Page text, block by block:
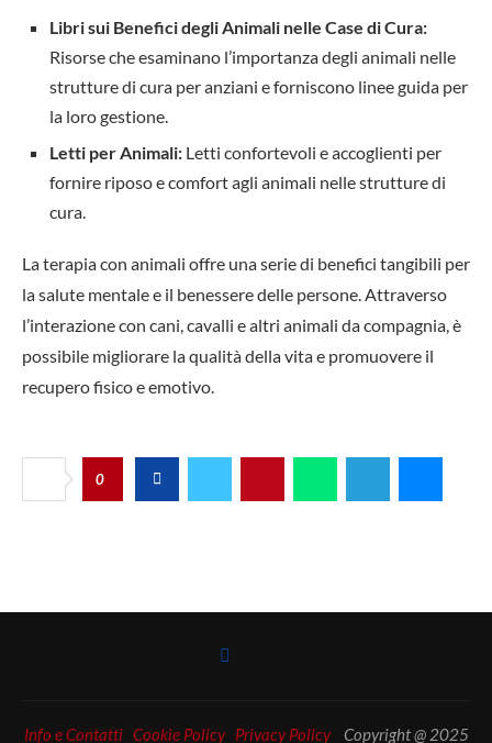
Libri sui Benefici degli Animali nelle Case di Cura:
Risorse che esaminano l’importanza degli animali nelle
strutture di cura per anziani e forniscono linee guida per
la loro gestione.
Letti per Animali: Letti confortevoli e accoglienti per
fornire riposo e comfort agli animali nelle strutture di
cura.
La terapia con animali offre una serie di benefici tangibili per
la salute mentale e il benessere delle persone. Attraverso
l’interazione con cani, cavalli e altri animali da compagnia, è
possibile migliorare la qualità della vita e promuovere il
recupero fisico e emotivo.
0
Info e Contatti Cookie Policy Privacy PolicyCopyright @ 2025